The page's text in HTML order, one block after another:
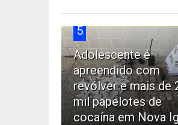
5
Adolescente é
apreendido com
revólver e mais de
mil papelotes de
cocaína em Nova